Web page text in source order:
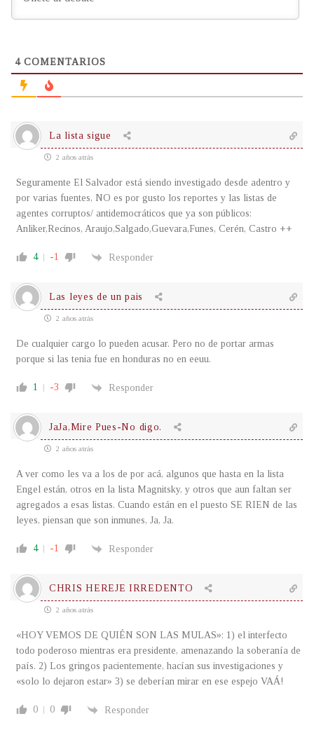
4COMENTARIOS
La lista sigue
2 años atrás
Seguramente El Salvador está siendo investigado desde adentro y
por varias fuentes, NO es por gusto los reportes y las listas de
agentes corruptos/ antidemocráticos que ya son públicos:
Anliker,Recinos, Araujo,Salgado,Guevara,Funes, Cerén, Castro ++
4 -1 Responder
Las leyes de un pais
2 años atrás
De cualquier cargo lo pueden acusar. Pero no de portar armas
porque si las tenia fue en honduras no en eeuu.
1 -3 Responder
JaJa,Mire Pues-No digo.
2 años atrás
A ver como les va a los de por acá, algunos que hasta en la lista
Engel están, otros en la lista Magnitsky, y otros que aun faltan ser
agregados a esas listas. Cuando están en el puesto SE RIEN de las
leyes, piensan que son inmunes, Ja, Ja.
4 -1 Responder
CHRIS HEREJE IRREDENTO
2 años atrás
«HOY VEMOS DE QUIÉN SON LAS MULAS»: 1) el interfecto
todo poderoso mientras era presidente, amenazando la soberanía de
país. 2) Los gringos pacientemente, hacían sus investigaciones y
«solo lo dejaron estar» 3) se deberían mirar en ese espejo VAÁ!
0 0 Responder